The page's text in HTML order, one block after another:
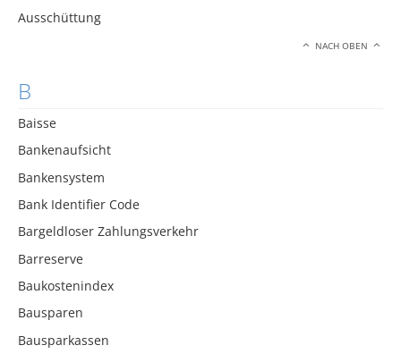
Ausschüttung
NACH OBEN
B
Baisse
Bankenaufsicht
Bankensystem
Bank Identifier Code
Bargeldloser Zahlungsverkehr
Barreserve
Baukostenindex
Bausparen
Bausparkassen